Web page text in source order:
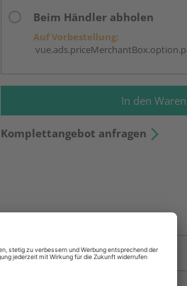
Beim Händler abholen
Auf Vorbestellung:
In den
Komplettangebot anfragen